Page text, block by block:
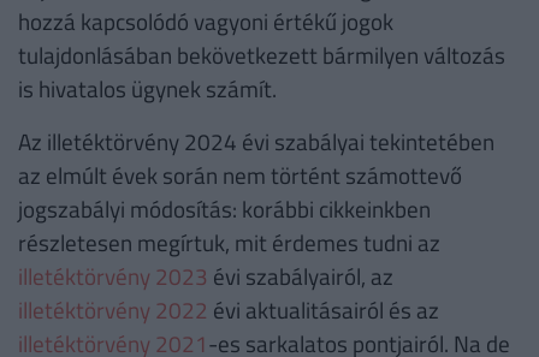
hozzá kapcsolódó vagyoni értékű jogok
tulajdonlásában bekövetkezett bármilyen változás
is hivatalos ügynek számít.
Az illetéktörvény 2024 évi szabályai tekintetében
az elmúlt évek során nem történt számottevő
jogszabályi módosítás: korábbi cikkeinkben
részletesen megírtuk, mit érdemes tudni az
illetéktörvény 2023 évi szabályairól, az
illetéktörvény 2022 évi aktualitásairól és az
illetéktörvény 2021-es sarkalatos pontjairól. Na de